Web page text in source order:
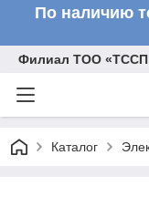
По наличию
Филиал ТОО «ТССП
Каталог